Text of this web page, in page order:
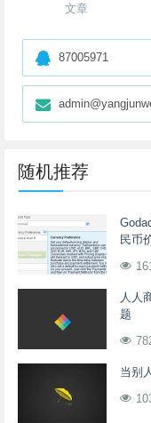
文章
87005971
随机推荐
民币
人人
题
当别